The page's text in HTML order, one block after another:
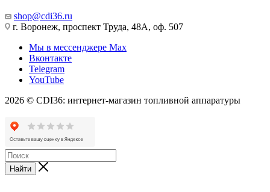
shop@cdi36.ru
г. Воронеж, проспект Труда, 48А, оф. 507
Мы в мессенджере Max
Вконтакте
Telegram
YouTube
2026 © CDI36: интернет-магазин топливной аппаратуры
Найти